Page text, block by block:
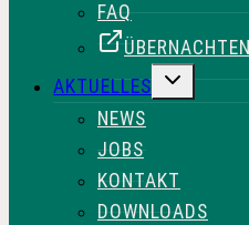
FAQ
ÜBERNACHTEN
AKTUELLES
UNTERMENÜ
NEWS
JOBS
KONTAKT
DOWNLOADS